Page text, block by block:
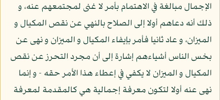
الإجمال مبالغة في الاهتمام بأمر لا غنى لمجتمعهم عنه، و
ذلك أنه دعاهم أولا إلى الصلاح بالنهي عن نقص المكيال و
الميزان، و عاد ثانيا فأمر بإيفاء المكيال و الميزان و نهى عن
بخس الناس أشياءهم إشارة إلى أن مجرد التحرز عن نقص
المكيال و الميزان لا يكفي في إعطاء هذا الأمر حقه - و إنما
نهى عنه أولا لتكون معرفة إجمالية هي كالمقدمة لمعرفة